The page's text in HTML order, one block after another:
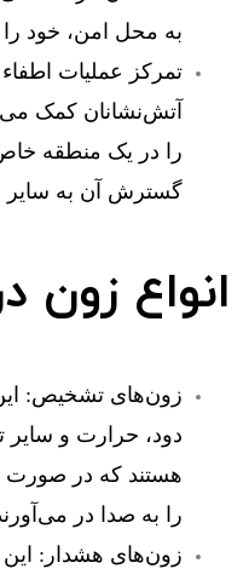
به محل امن، خود را
تمرکز عملیات
آتش‌نشانان کمک
را در یک منطقه
گسترش آن به سایر
انواع زون
زون‌های تشخیص:
دود، حرارت و سایر
هستند که در صورت
را به صدا در
زون‌های هشدار: